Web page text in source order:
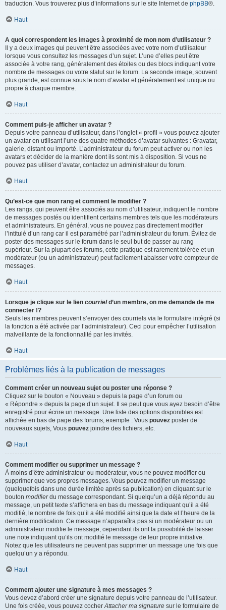
traduction. Vous trouverez plus d’informations sur le site Internet de phpBB®.
Haut
A quoi correspondent les images à proximité de mon nom d’utilisateur ?
Il y a deux images qui peuvent être associées avec votre nom d’utilisateur
lorsque vous consultez les messages d’un sujet. L’une d’elles peut être
associée à votre rang, généralement des étoiles ou des blocs indiquant votre
nombre de messages ou votre statut sur le forum. La seconde image, souvent
plus grande, est connue sous le nom d’avatar et généralement est unique ou
propre à chaque membre.
Haut
Comment puis-je afficher un avatar ?
Depuis votre panneau d’utilisateur, dans l’onglet « profil » vous pouvez ajouter
un avatar en utilisant l’une des quatre méthodes d’avatar suivantes : Gravatar,
galerie, distant ou importé. L’administrateur du forum peut activer ou non les
avatars et décider de la manière dont ils sont mis à disposition. Si vous ne
pouvez pas utiliser d’avatar, contactez un administrateur du forum.
Haut
Qu’est-ce que mon rang et comment le modifier ?
Les rangs, qui peuvent être associés au nom d’utilisateur, indiquent le nombre
de messages postés ou identifient certains membres tels que les modérateurs
et administrateurs. En général, vous ne pouvez pas directement modifier
l’intitulé d’un rang car il est paramétré par l’administrateur du forum. Évitez de
poster des messages sur le forum dans le seul but de passer au rang
supérieur. Sur la plupart des forums, cette pratique est rarement tolérée et un
modérateur (ou un administrateur) peut facilement abaisser votre compteur de
messages.
Haut
Lorsque je clique sur le lien courrield’un membre, on me demande de me
connecter !?
Seuls les membres peuvent s’envoyer des courriels via le formulaire intégré (si
la fonction a été activée par l’administrateur). Ceci pour empêcher l’utilisation
malveillante de la fonctionnalité par les invités.
Haut
Problèmes liés à la publication de messages
Comment créer un nouveau sujet ou poster une réponse ?
Cliquez sur le bouton « Nouveau » depuis la page d’un forum ou
« Répondre » depuis la page d’un sujet. Il se peut que vous ayez besoin d’être
enregistré pour écrire un message. Une liste des options disponibles est
affichée en bas de page des forums, exemple : Vous pouvez poster de
nouveaux sujets, Vous pouvez joindre des fichiers, etc.
Haut
Comment modifier ou supprimer un message ?
À moins d’être administrateur ou modérateur, vous ne pouvez modifier ou
supprimer que vos propres messages. Vous pouvez modifier un message
(quelquefois dans une durée limitée après sa publication) en cliquant sur le
bouton modifierdu message correspondant. Si quelqu’un a déjà répondu au
message, un petit texte s’affichera en bas du message indiquant qu’il a été
modifié, le nombre de fois qu’il a été modifié ainsi que la date et l’heure de la
dernière modification. Ce message n’apparaîtra pas si un modérateur ou un
administrateur modifie le message, cependant ils ont la possibilité de laisser
une note indiquant qu’ils ont modifié le message de leur propre initiative.
Notez que les utilisateurs ne peuvent pas supprimer un message une fois que
quelqu’un y a répondu.
Haut
Comment ajouter une signature à mes messages ?
Vous devez d’abord créer une signature depuis votre panneau de l’utilisateur.
Une fois créée, vous pouvez cocherAttacher ma signature sur le formulaire de